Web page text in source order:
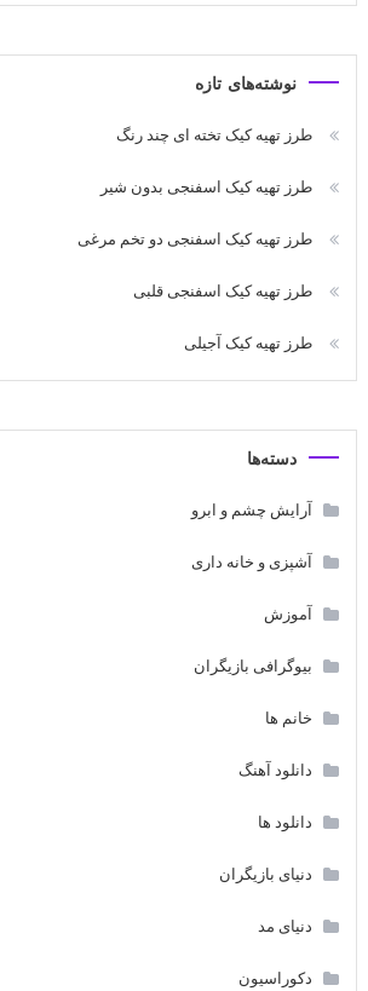
نوشته‌های تازه
طرز تهیه کیک تخته ای چند رنگ
طرز تهیه کیک اسفنجی بدون شیر
طرز تهیه کیک اسفنجی دو تخم مرغی
طرز تهیه کیک اسفنجی قلبی
طرز تهیه کیک آجیلی
دسته‌ها
آرایش چشم و ابرو
آشپزی و خانه داری
آموزش
بیوگرافی بازیگران
خانم ها
دانلود آهنگ
دانلود ها
دنیای بازیگران
دنیای مد
دکوراسیون